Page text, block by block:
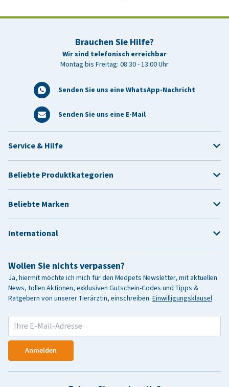
Brauchen Sie Hilfe?
Wir sind telefonisch erreichbar
Montag bis Freitag: 08:30 - 13:00 Uhr
Senden Sie uns eine WhatsApp-Nachricht
Senden Sie uns eine E-Mail
Wollen Sie nichts verpassen?
Ja, hiermit möchte ich mich für den Medpets Newsletter, mit aktuellen
News, tollen Aktionen, exklusiven Gutschein-Codes und Tipps &
Ratgebern von unserer Tierärztin, einschreiben. Einwilligungsklausel
Anmelden
Service & Hilfe
Beliebte Produktkategorien
Beliebte Marken
International